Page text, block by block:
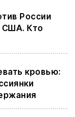
России
США. Кто
кровью: